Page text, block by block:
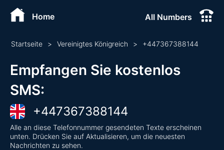
Home All Numbers
Startseite > Vereinigtes Königreich > +447367388144
Empfangen Sie kostenlos
SMS:
+447367388144
Alle an diese Telefonnummer gesendeten Texte erscheinen
unten. Drücken Sie auf Aktualisieren, um die neuesten
Nachrichten zu sehen.